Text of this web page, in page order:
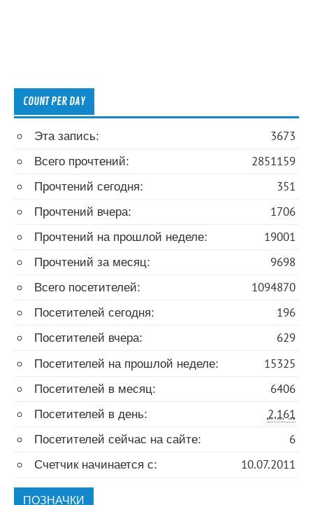
COUNT PER DAY
3673
Эта запись:
2851159
Всего прочтений:
351
Прочтений сегодня:
1706
Прочтений вчера:
19001
Прочтений на прошлой неделе:
9698
Прочтений за месяц:
1094870
Всего посетителей:
196
Посетителей сегодня:
629
Посетителей вчера:
15325
Посетителей на прошлой неделе:
6406
Посетителей в месяц:
2,161
Посетителей в день:
6
Посетителей сейчас на сайте:
10.07.2011
Счетчик начинается с:
ПОЗНАЧКИ